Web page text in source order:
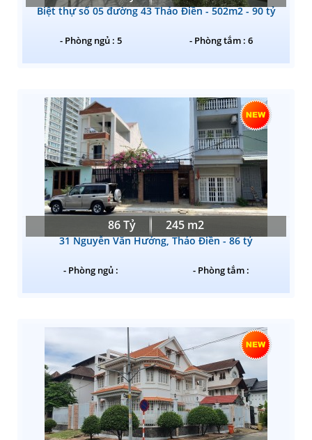
Biệt thự số 05 đường 43 Thảo Điền - 502m2 - 90 tỷ
- Phòng ngủ : 5 - Phòng tắm : 6
86 Tỷ 245 m2
31 Nguyễn Văn Hưởng, Thảo Điền - 86 tỷ
- Phòng ngủ : - Phòng tắm :